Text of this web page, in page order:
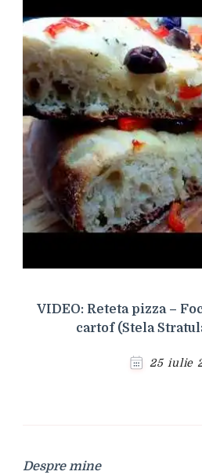
VIDEO: Reteta pizza –
cartof (Stela
25 iulie
Despre mine